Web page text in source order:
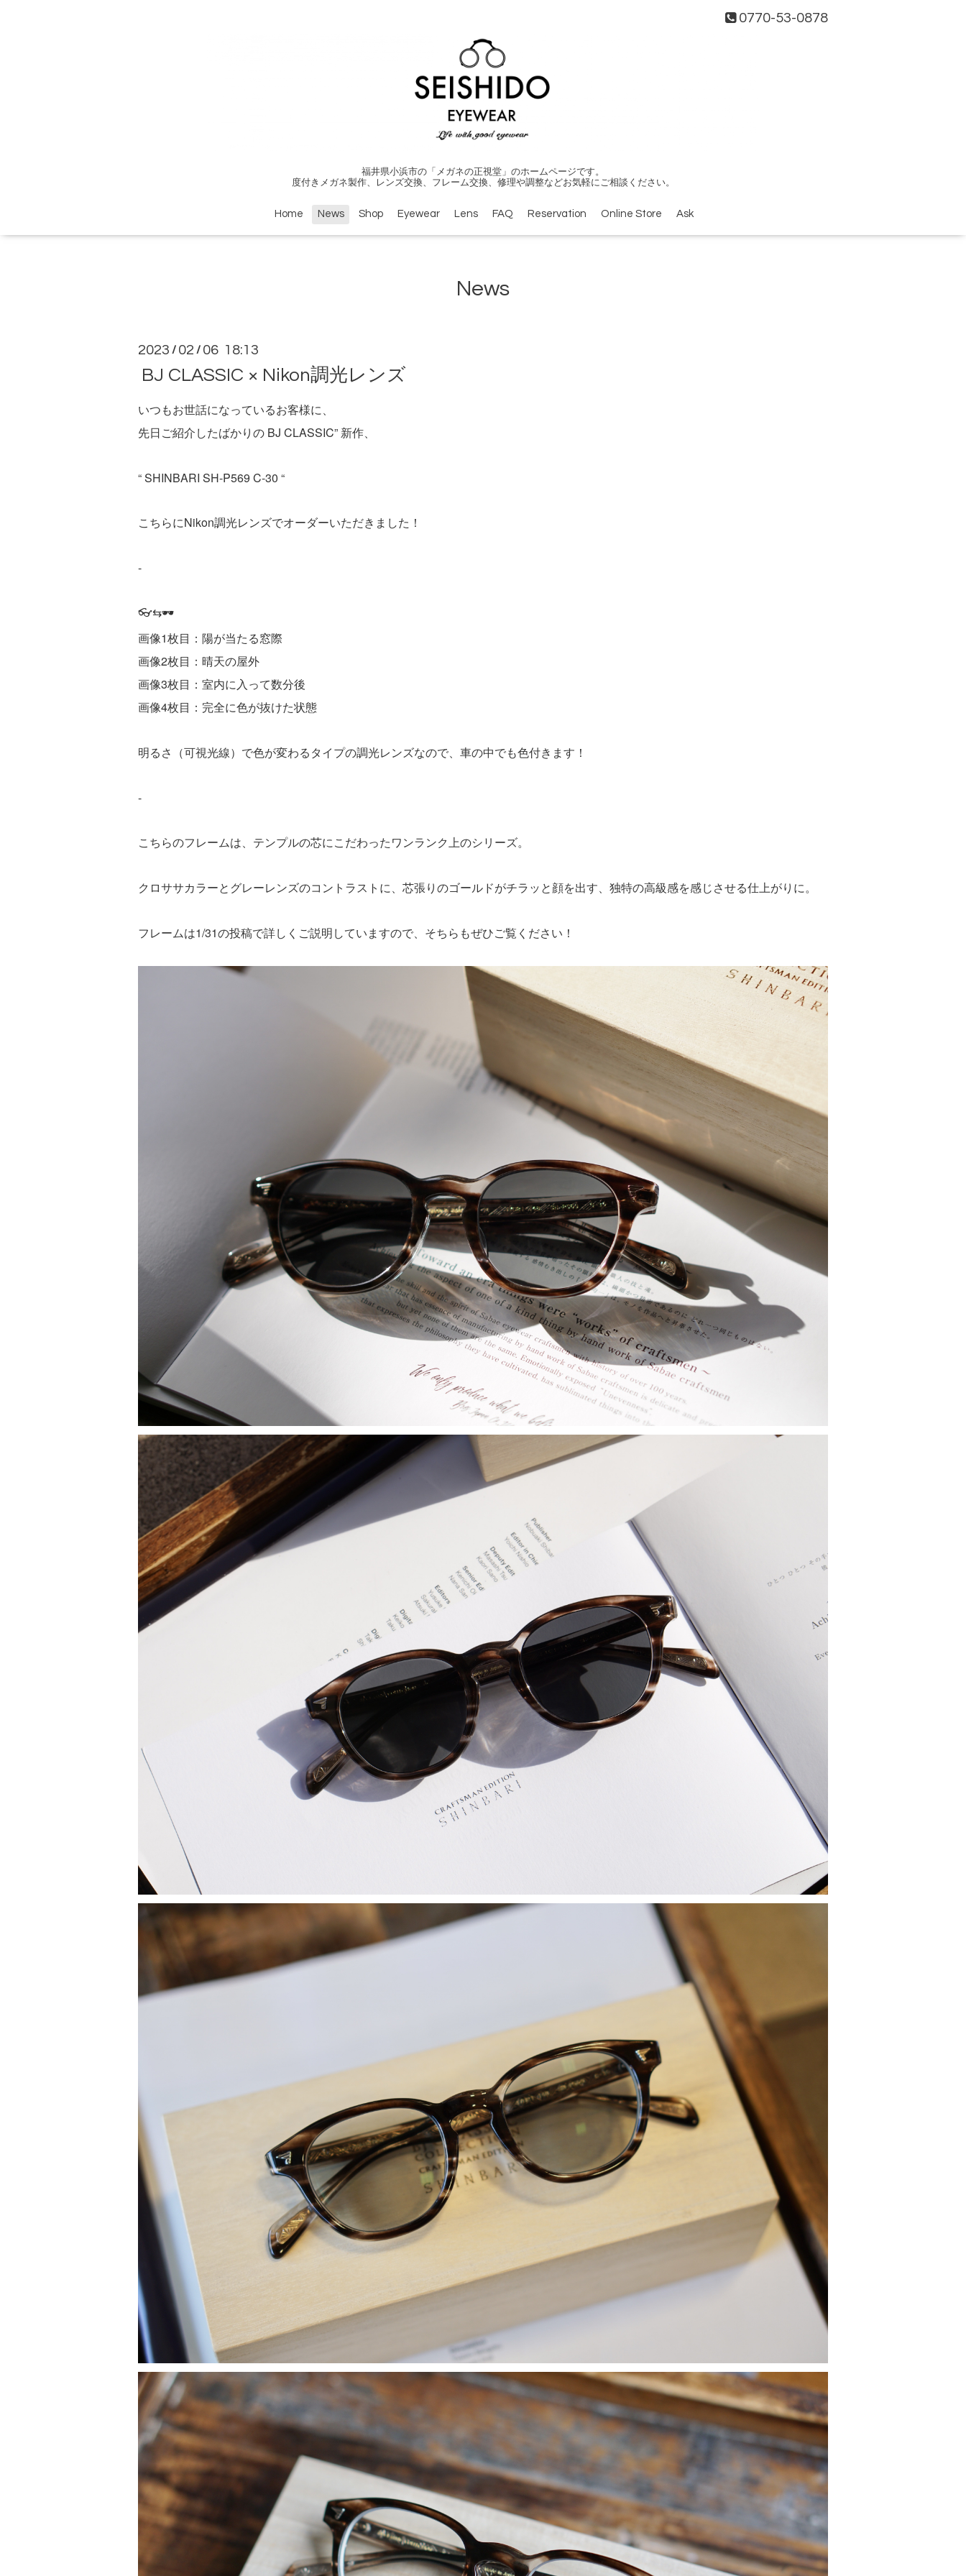
0770-53-0878
福井県小浜市の「メガネの正視堂」のホームページです。
度付きメガネ製作、レンズ交換、フレーム交換、修理や調整などお気軽にご相談ください。
Home News Shop Eyewear Lens FAQ Reservation Online Store Ask
News
2023 / 02 / 06 18:13
BJ CLASSIC × Nikon調光レンズ
いつもお世話になっているお客様に、
先日ご紹介したばかりの BJ CLASSIC” 新作、
“ SHINBARI SH-P569 C-30 “
こちらにNikon調光レンズでオーダーいただきました！
-
👓⇆🕶
画像1枚目：陽が当たる窓際
画像2枚目：晴天の屋外
画像3枚目：室内に入って数分後
画像4枚目：完全に色が抜けた状態
明るさ（可視光線）で色が変わるタイプの調光レンズなので、車の中でも色付きます！
-
こちらのフレームは、テンプルの芯にこだわったワンランク上のシリーズ。
クロササカラーとグレーレンズのコントラストに、芯張りのゴールドがチラッと顔を出す、独特の高級感を感じさせる仕上がりに。
フレームは1/31の投稿で詳しくご説明していますので、そちらもぜひご覧ください！